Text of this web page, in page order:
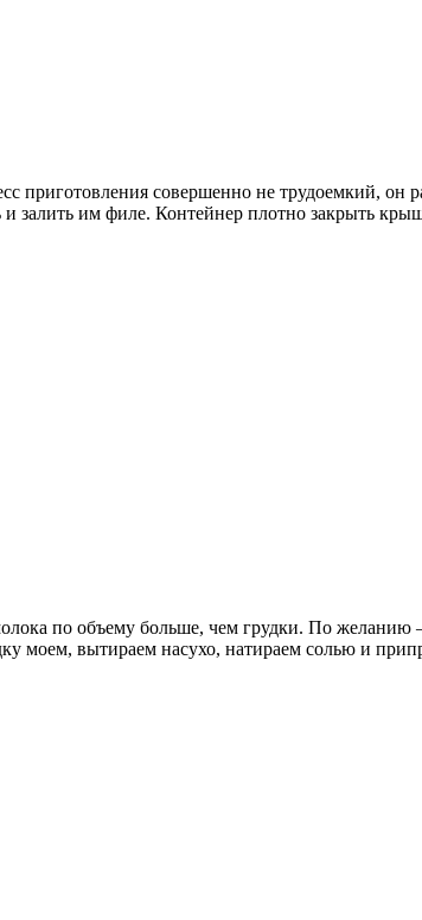
совершенно не трудоемкий, он
залить им филе. Контейнер плотно закрыть
по объему больше, чем грудки. По желанию
моем, вытираем насухо, натираем солью и